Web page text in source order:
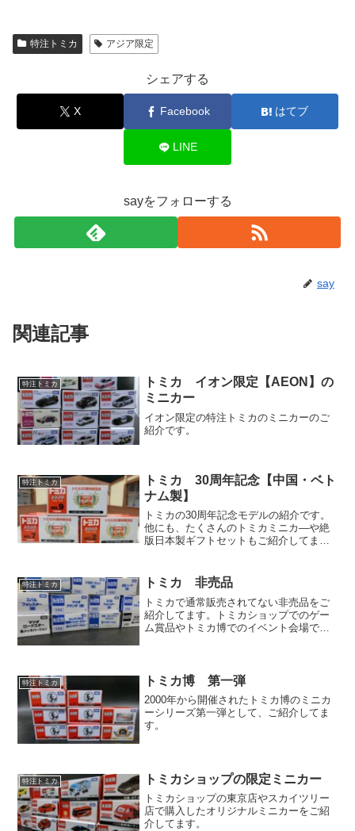
特注トミカ アジア限定
シェアする
X Facebook はてブ
LINE
sayをフォローする
say
関連記事
特注トミカ
トミカ イオン限定【AEON】の
ミニカー
イオン限定の特注トミカのミニカーのご
紹介です。
特注トミカ
トミカ 30周年記念【中国・ベト
ナム製】
トミカの30周年記念モデルの紹介です。
他にも、たくさんのトミカミニカ―や絶
版日本製ギフトセットもご紹介してま
特注トミカ トミカ 非売品
トミカで通常販売されてない非売品をご
紹介してます。トミカショップでのゲー
ム賞品やトミカ博でのイベント会場でゲ
特注トミカ トミカ博 第一弾
2000年から開催されたトミカ博のミニカ
ーシリーズ第一弾として、ご紹介してま
す。
特注トミカ トミカショップの限定ミニカー
トミカショップの東京店やスカイツリー
店で購入したオリジナルミニカーをご紹
介してます。